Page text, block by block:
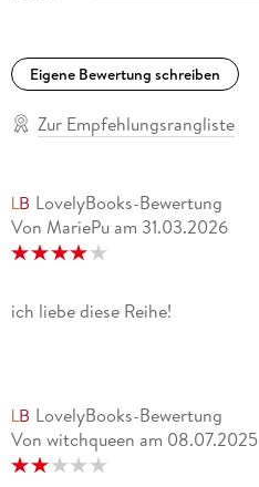
Eigene Bewertung schreiben
Zur Empfehlungsrangliste
LovelyBooks-Bewertung
Von MariePu am 31.03.2026
ich liebe diese Reihe!
LovelyBooks-Bewertung
Von witchqueen am 08.07.2025